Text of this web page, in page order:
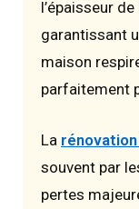
l’épaisseur
garantissant
maison
parfaitement
La
souvent par
pertes